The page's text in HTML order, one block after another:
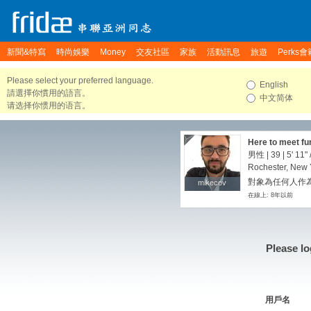
新聞&特寫 時尚娛樂 Money 交友社區 家族 活動訊息 旅遊 Perks會
Please select your preferred language.
請選擇你慣用的語言。
请选择你惯用的语言。
English
中文简体
mikecov
mikecov
Here to meet
男性 | 39 | 5' 11"
Rochester, New
對象為任何人作
在線上: 8年以前
Please
用戶名